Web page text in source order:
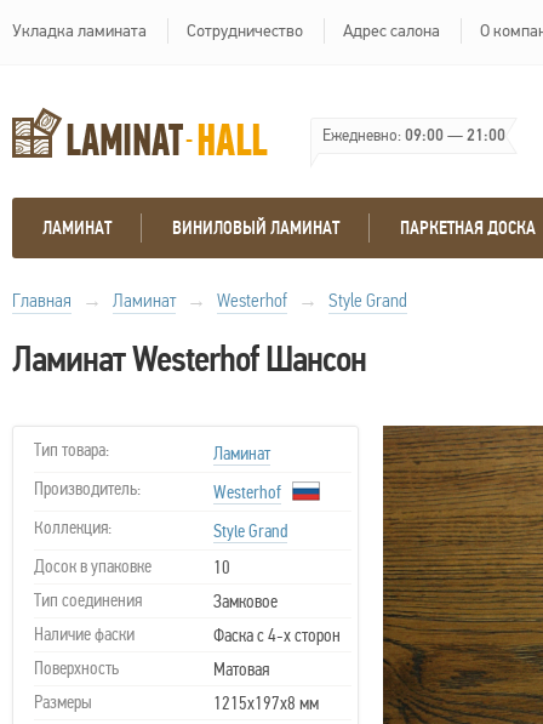
Укладка ламината Сотрудничество Адрес салона О
Ежедневно:09:00—21:00
ЛАМИНАТ ВИНИЛОВЫЙ ЛАМИНАТ ПАРКЕТНАЯ ДОСКА
Главная → Ламинат → Westerhof → Style Grand
Ламинат Westerhof Шансон
Тип товара:
Ламинат
Производитель:
Westerhof
Коллекция:
Style Grand
Досок в упаковке
10
Тип соединения
Замковое
Наличие фаски
Фаска с 4-х сторон
Поверхность
Матовая
Размеры
1215х197х8 мм